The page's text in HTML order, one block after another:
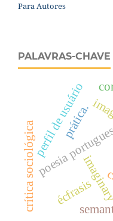
Para Autores
PALAVRAS-CHAVE
poesia
écfrasis
crítica sociológica prática.
perfil de usuário